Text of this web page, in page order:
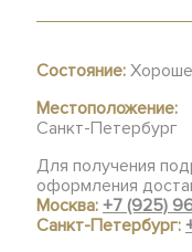
Состояние:
Местоположение:
Санкт-Петербург
Для получения
оформления
Москва:+7 (925)
Санкт-Петербург: